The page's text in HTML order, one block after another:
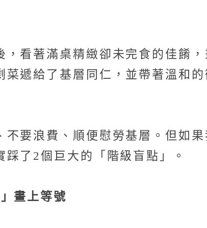
看著滿桌精緻卻未完食的佳餚
遞給了基層同仁，並帶著溫和
要浪費、順便慰勞基層。但如
了2個巨大的「階級盲點」。
畫上等號